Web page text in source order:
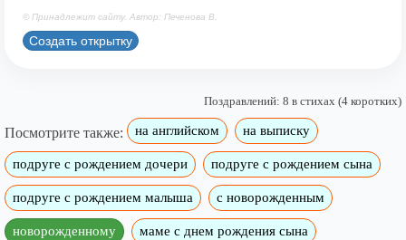
© Принадлежит сайту. Автор: Печенова В.
Создать открытку
Поздравлений: 8 в стихах (4 коротких)
Посмотрите также: на английском на выписку
подруге с рождением дочери подруге с рождением сына
подруге с рождением малыша с новорожденным
новорожденному маме с днем рождения сына